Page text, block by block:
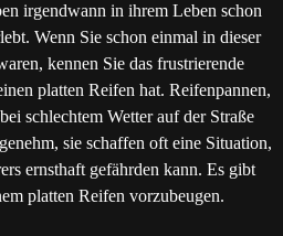
irgendwann in ihrem Leben schon
Wenn Sie schon einmal in dieser
kennen Sie das frustrierende
platten Reifen hat. Reifenpannen,
schlechtem Wetter auf der Straße
sie schaffen oft eine Situation,
ernsthaft gefährden kann. Es gibt
platten Reifen vorzubeugen.